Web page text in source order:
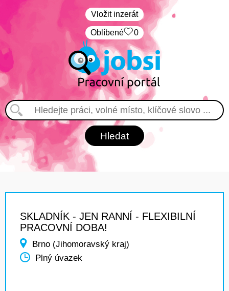
Vložit inzerát
Oblíbené 0
SKLADNÍK - JEN RANNÍ - FLEXIBILNÍ
PRACOVNÍ DOBA!
Brno (Jihomoravský kraj)
Plný úvazek